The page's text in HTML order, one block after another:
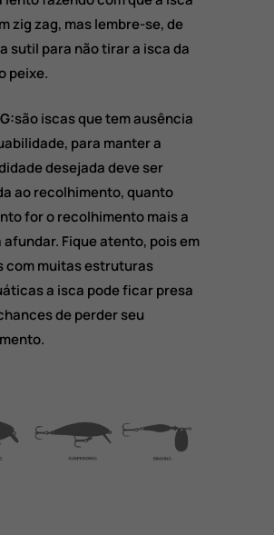
zig zag, mas lembre-se, de
sutil para não tirar a isca da
peixe.
são iscas que tem ausência
para manter a
desejada deve ser
ao recolhimento, quanto
for o recolhimento mais a
afundar. Fique atento, pois em
com muitas estruturas
a isca pode ficar presa
de perder seu